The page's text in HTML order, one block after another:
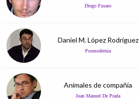
Diego Fusaro
Daniel M. López Rodríguez
Posmodernia
Animales de compañía
Juan Manuel De Prada